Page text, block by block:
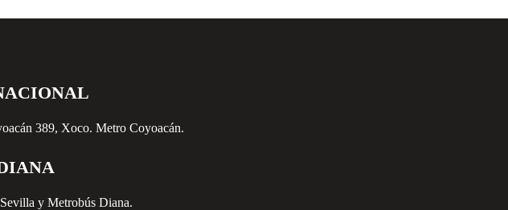
389, Xoco. Metro Coyoacán.
y Metrobús Diana.